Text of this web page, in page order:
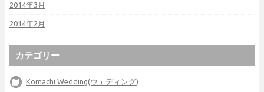
2014年3月
2014年2月
カテゴリー
Komachi Wedding(ウェディング)